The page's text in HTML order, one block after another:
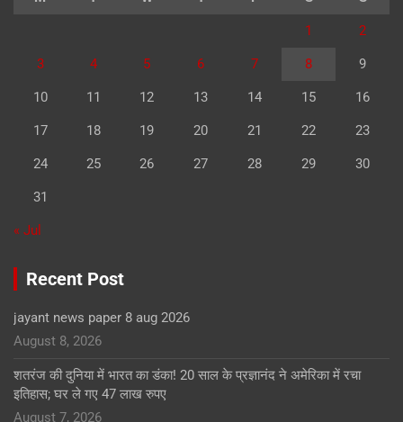
1 2
3 4 5 6 7 8 9
10 11 12 13 14 15 16
17 18 19 20 21 22 23
24 25 26 27 28 29 30
31
« Jul
Recent Post
jayant news paper 8 aug 2026
August 8, 2026
शतरंज की दुनिया में भारत का डंका! 20 साल के प्रज्ञानंद ने अमेरिका में रचा
इतिहास; घर ले गए 47 लाख रुपए
August 7, 2026